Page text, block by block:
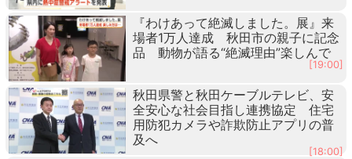
『わけあって絶滅しました。展』来
場者1万人達成 秋田市の親子に記念
品 動物が語る“絶滅理由”楽しんで
[19:00]
秋田県警と秋田ケーブルテレビ、安
全安心な社会目指し連携協定 住宅
用防犯カメラや詐欺防止アプリの普
及へ
[18:00]